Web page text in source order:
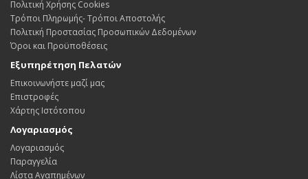
Πολιτική Χρήσης Cookies
Τρόποι Πληρωμής- Τρόποι Αποστολής
Πολιτική Προστασίας Προσωπικών Δεδoμένων
Όροι και Προϋποθέσεις
Εξυπηρέτηση Πελατών
Επικοινωνήστε μαζί μας
Επιστροφές
Χάρτης Ιστότοπου
Λογαριασμός
Λογαριασμός
Παραγγελία
Λίστα Αγαπημένων